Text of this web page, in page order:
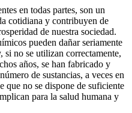
en todas partes, son un
cotidiana y contribuyen de
de nuestra sociedad.
pueden dañar seriamente
si no se utilizan correctamente,
años, se han fabricado y
de sustancias, a veces en
que no se dispone de suficiente
para la salud humana y